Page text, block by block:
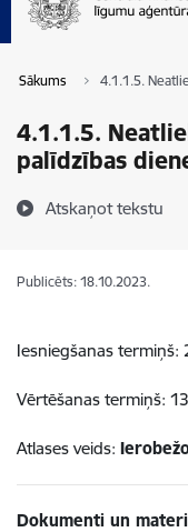
Sākums 4.1.1.5.
4.1.1.5.
palīdzības
Atskaņot tekstu
Publicēts: 18.10.2023.
Iesniegšanas
Vērtēšanas termiņš:
Atlases veids:
Dokumenti un